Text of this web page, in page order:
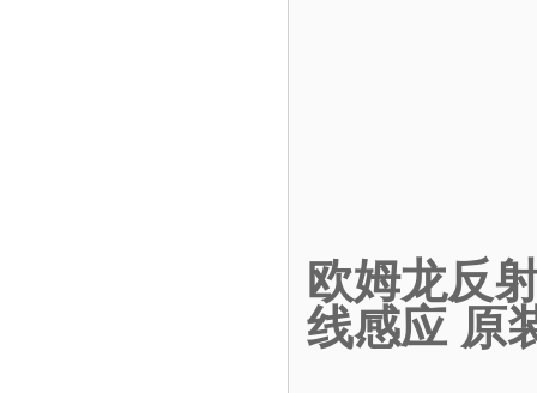
欧姆龙反
线感应 原